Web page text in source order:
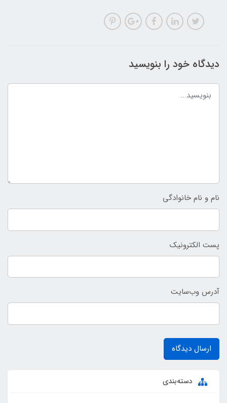
دیدگاه خود را بنویسید
نام و نام خانوادگی
پست الکترونیک
آدرس وب‌سایت
ارسال دیدگاه
دسته‌بندی